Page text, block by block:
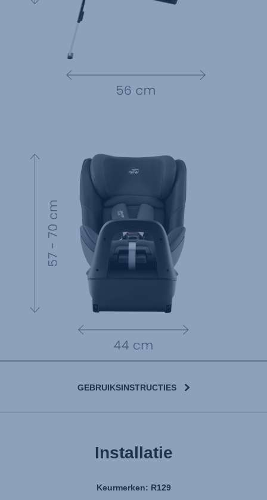
GEBRUIKSINSTRUCTIES
Installatie
Keurmerken: R129